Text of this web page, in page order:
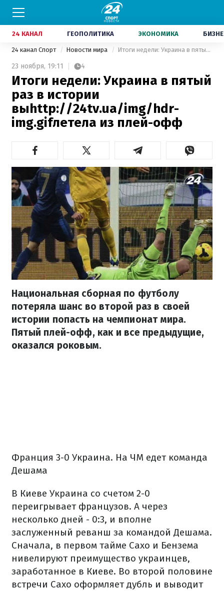
24 КАНАЛ ГЕОПОЛИТИКА ЭКОНОМИКА
24 канал Спорт Новости мира Итоги недели: Украина в пятый раз в истории выhttp://24tv.ua/img/hdr-img.gifлетела из плей-офф
23 ноября, 19:11 4
Итоги недели: Украина в пятый
раз в истории
выhttp://24tv.ua/img/hdr-
img.gifлетела из плей-офф
Национальная сборная по футболу
потеряла шанс во второй раз в своей
истории попасть на чемпионат мира.
Пятый плей-офф, как и все предыдущие,
оказался роковым.
Франция 3-0 Украина. На ЧМ едет команда
Дешама
В Киеве Украина со счетом 2-0
переигрывает французов. А через
несколько дней - 0:3, и вполне
заслуженный реванш за командой Дешама.
Сначала, в первом тайме Сахо и Бензема
нивелируют преимущество украинцев,
заработанное в Киеве. Во второй половине
встречи Сахо оформляет дубль и выводит